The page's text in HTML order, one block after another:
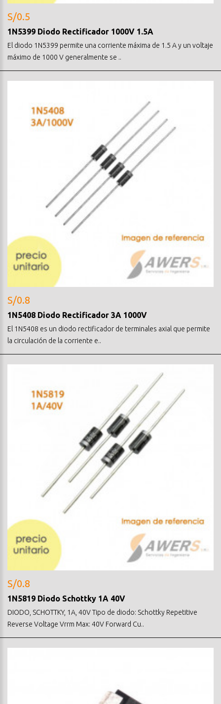
S/0.5
1N5399 Diodo Rectificador 1000V 1.5A
El diodo 1N5399 permite una corriente máxima de 1.5 A y un voltaje
máximo de 1000 V generalmente se ..
S/0.8
1N5408 Diodo Rectificador 3A 1000V
El 1N5408 es un diodo rectificador de terminales axial que permite
la circulación de la corriente e..
S/0.8
1N5819 Diodo Schottky 1A 40V
DIODO, SCHOTTKY, 1A, 40V Tipo de diodo: Schottky Repetitive
Reverse Voltage Vrrm Max: 40V Forward Cu..